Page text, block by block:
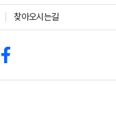
찾아오시는길